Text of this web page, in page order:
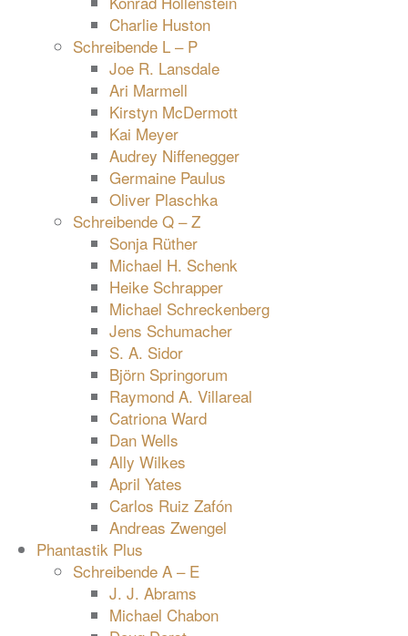
Charlie Huston
Schreibende L – P
Joe R. Lansdale
Ari Marmell
Kirstyn McDermott
Kai Meyer
Audrey Niffenegger
Germaine Paulus
Oliver Plaschka
Schreibende Q – Z
Sonja Rüther
Michael H. Schenk
Heike Schrapper
Michael Schreckenberg
Jens Schumacher
S. A. Sidor
Björn Springorum
Raymond A. Villareal
Catriona Ward
Dan Wells
Ally Wilkes
April Yates
Carlos Ruiz Zafón
Andreas Zwengel
Phantastik Plus
Schreibende A – E
J. J. Abrams
Michael Chabon